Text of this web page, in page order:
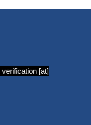
verification [at]